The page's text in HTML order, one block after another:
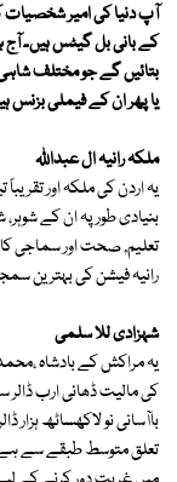
آپ دنیا کی امیر شخصیات
کے بانی بل گیٹس ہیں۔ آج
بتائیں گے جو مختلف
یا پھر ان کے فیملی
ملکہ رانیہ ال عبداللہ
یہ اردن کی ملکہ اور
بنیادی طور پہ ان کے
تعلیم, صحت اور سماجی
رانیہ فیشن کی بہترین
شہزادی للا سلمی
یہ مراکش کے بادشاہ
کی مالیت ڈھائی ارب
باآسانی نو لاکھساٹھ
تعلق متوسط طبقے سے